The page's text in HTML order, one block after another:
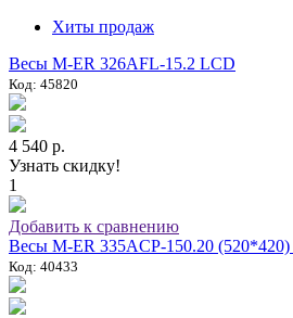
Хиты продаж
Весы M-ER 326AFL-15.2 LCD
Код: 45820
4 540 р.
Узнать скидку!
1
Добавить к сравнению
Весы M-ER 335ACP-150.20
Код: 40433